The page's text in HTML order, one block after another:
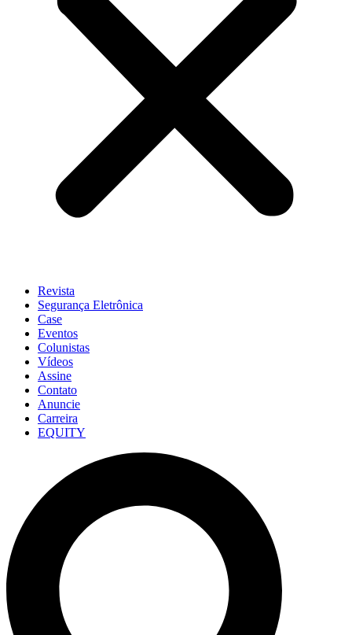
Revista
Segurança Eletrônica
Case
Eventos
Colunistas
Vídeos
Assine
Contato
Anuncie
Carreira
EQUITY